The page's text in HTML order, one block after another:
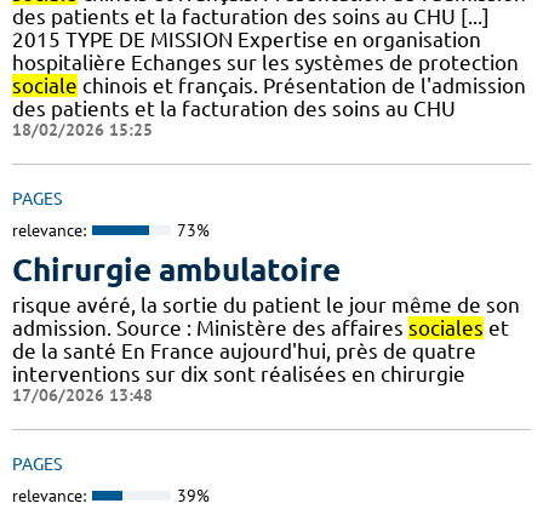
des patients et la facturation des soins au CHU [...]
2015 TYPE DE MISSION Expertise en organisation
hospitalière Echanges sur les systèmes de protection
sociale chinois et français. Présentation de l'admission
des patients et la facturation des soins au CHU
18/02/2026 15:25
PAGES
relevance: 73%
Chirurgie ambulatoire
risque avéré, la sortie du patient le jour même de son
admission. Source : Ministère des affaires sociales et
de la santé En France aujourd'hui, près de quatre
interventions sur dix sont réalisées en chirurgie
17/06/2026 13:48
PAGES
relevance: 39%